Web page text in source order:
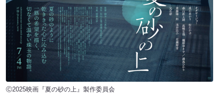
Ⓒ2025映画『夏の砂の上』製作委員会